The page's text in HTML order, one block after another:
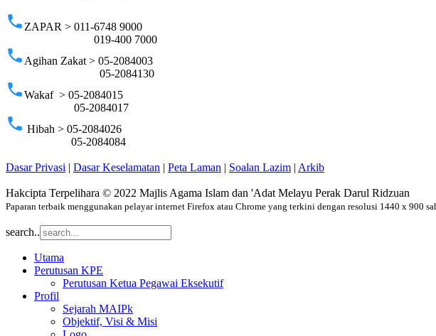
phoneZAPAR > 011-6748 9000
019-400 7000
phoneAgihan Zakat > 05-2084003
05-2084130
phoneWakaf > 05-2084015
05-2084017
phone Hibah > 05-2084026
05-2084084
Dasar Privasi | Dasar Keselamatan | Peta Laman | Soalan Lazim | Arkib
Hakcipta Terpelihara © 2022 Majlis Agama Islam dan 'Adat Melayu Perak Darul Ridzuan
Paparan terbaik menggunakan pelayar internet Firefox atau Chrome yang terkini dengan resolusi 1440 x 900
search..
Utama
Perutusan KPE
Perutusan Ketua Pegawai Eksekutif
Profil
Sejarah MAIPk
Objektif, Visi & Misi